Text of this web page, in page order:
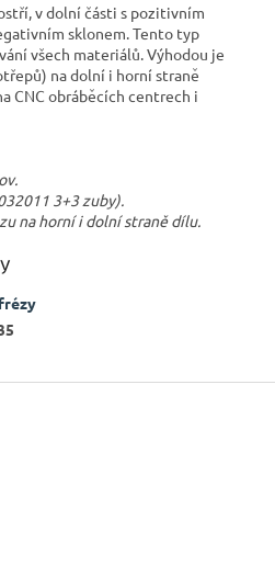
v dolní části s pozitivním
sklonem. Tento typ
všech materiálů. Výhodou je
na dolní i horní straně
CNC obráběcích centrech i
3+3 zuby).
na horní i dolní straně dílu.